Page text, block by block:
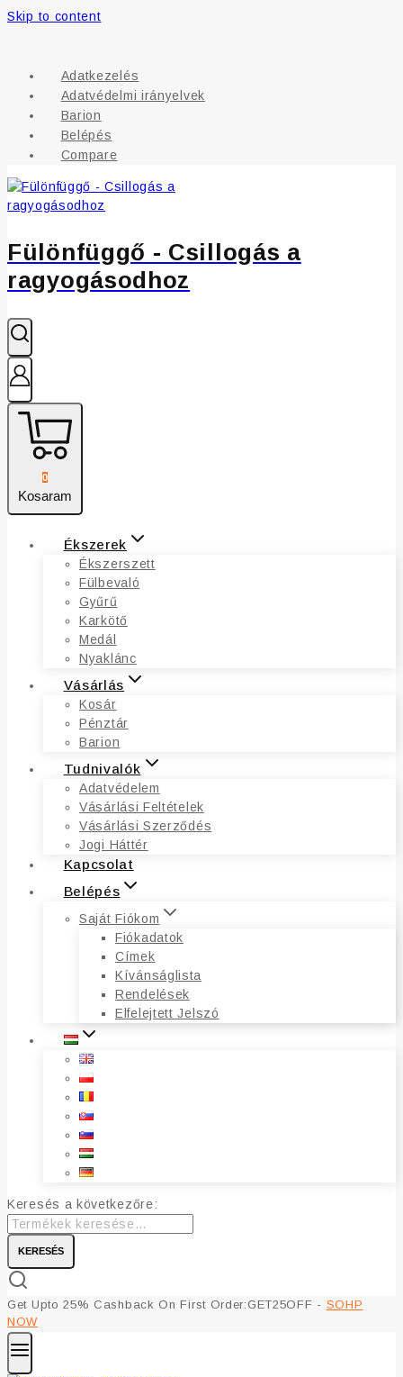
Skip to content
Adatkezelés
Adatvédelmi irányelvek
Barion
Belépés
Compare
Fülönfüggő - Csillogás a
ragyogásodhoz
0
Kosaram
Ékszerek
Ékszerszett
Fülbevaló
Gyűrű
Karkötő
Medál
Nyaklánc
Vásárlás
Kosár
Pénztár
Barion
Tudnivalók
Adatvédelem
Vásárlási Feltételek
Vásárlási Szerződés
Jogi Háttér
Kapcsolat
Belépés
Saját Fiókom
Fiókadatok
Címek
Kívánságlista
Rendelések
Elfelejtett Jelszó
Keresés a következőre:
KERESÉS
Get Upto 25% Cashback On First Order:GET25OFF - SOHP
NOW